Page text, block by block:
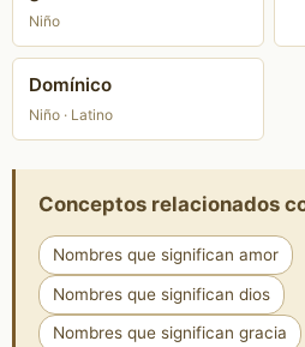
Niño
Domínico
Niño · Latino
Conceptos relacionados
Nombres que significan amor
Nombres que significan dios
Nombres que significan gracia